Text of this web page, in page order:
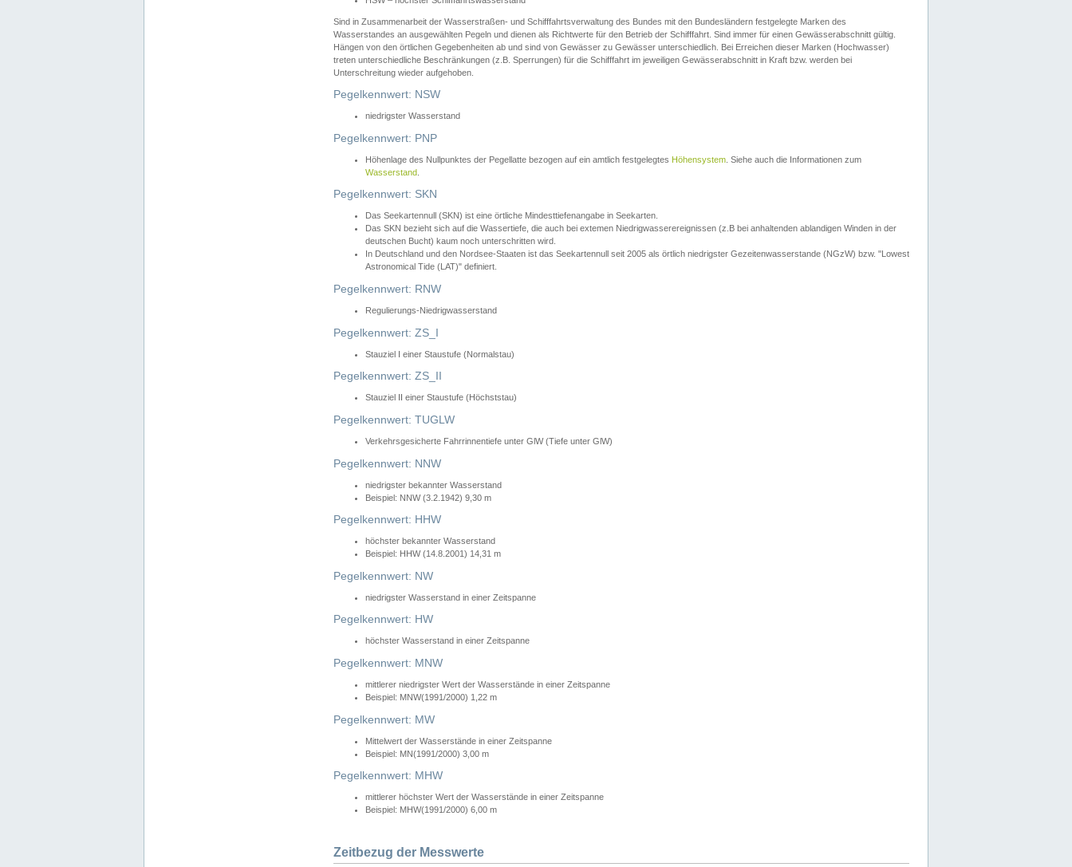
Sind in Zusammenarbeit der Wasserstraßen- und Schifffahrtsverwaltung des Bundes mit den Bundesländern festgelegte Marken des
Wasserstandes an ausgewählten Pegeln und dienen als Richtwerte für den Betrieb der Schifffahrt. Sind immer für einen Gewässerabschnitt gültig.
Hängen von den örtlichen Gegebenheiten ab und sind von Gewässer zu Gewässer unterschiedlich. Bei Erreichen dieser Marken (Hochwasser)
treten unterschiedliche Beschränkungen (z.B. Sperrungen) für die Schifffahrt im jeweiligen Gewässerabschnitt in Kraft bzw. werden bei
Unterschreitung wieder aufgehoben.
Pegelkennwert: NSW
niedrigster Wasserstand
Pegelkennwert: PNP
Höhenlage des Nullpunktes der Pegellatte bezogen auf ein amtlich festgelegtes Höhensystem . Siehe auch die Informationen zum
Wasserstand
Pegelkennwert: SKN
Das Seekartennull (SKN) ist eine örtliche Mindesttiefenangabe in Seekarten.
Das SKN bezieht sich auf die Wassertiefe, die auch bei extemen Niedrigwasserereignissen (z.B bei anhaltenden ablandigen Winden in der
deutschen Bucht) kaum noch unterschritten wird.
In Deutschland und den Nordsee-Staaten ist das Seekartennull seit 2005 als örtlich niedrigster Gezeitenwasserstande (NGzW) bzw. "Lowest
Astronomical Tide (LAT)" definiert.
Pegelkennwert: RNW
Regulierungs-Niedrigwasserstand
Pegelkennwert: ZS_I
Stauziel I einer Staustufe (Normalstau)
Pegelkennwert: ZS_II
Stauziel II einer Staustufe (Höchststau)
Pegelkennwert: TUGLW
Verkehrsgesicherte Fahrrinnentiefe unter GlW (Tiefe unter GlW)
Pegelkennwert: NNW
niedrigster bekannter Wasserstand
Beispiel: NNW (3.2.1942) 9,30 m
Pegelkennwert: HHW
höchster bekannter Wasserstand
Beispiel: HHW (14.8.2001) 14,31 m
Pegelkennwert: NW
niedrigster Wasserstand in einer Zeitspanne
Pegelkennwert: HW
höchster Wasserstand in einer Zeitspanne
Pegelkennwert: MNW
mittlerer niedrigster Wert der Wasserstände in einer Zeitspanne
Beispiel: MNW(1991/2000) 1,22 m
Pegelkennwert: MW
Mittelwert der Wasserstände in einer Zeitspanne
Beispiel: MN(1991/2000) 3,00 m
Pegelkennwert: MHW
mittlerer höchster Wert der Wasserstände in einer Zeitspanne
Beispiel: MHW(1991/2000) 6,00 m
Zeitbezug der Messwerte